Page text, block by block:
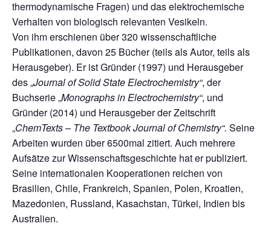
thermodynamische Fragen) und das elektrochemische
Verhalten von biologisch relevanten Vesikeln.
Von ihm erschienen über 320 wissenschaftliche
Publikationen, davon 25 Bücher (teils als Autor, teils als
Herausgeber). Er ist Gründer (1997) und Herausgeber
des „Journal of Solid State Electrochemistry“, der
Buchserie „Monographs in Electrochemistry“, und
Gründer (2014) und Herausgeber der Zeitschrift
„ChemTexts – The Textbook Journal of Chemistry“. Seine
Arbeiten wurden über 6500mal zitiert. Auch mehrere
Aufsätze zur Wissenschaftsgeschichte hat er publiziert.
Seine internationalen Kooperationen reichen von
Brasilien, Chile, Frankreich, Spanien, Polen, Kroatien,
Mazedonien, Russland, Kasachstan, Türkei, Indien bis
Australien.